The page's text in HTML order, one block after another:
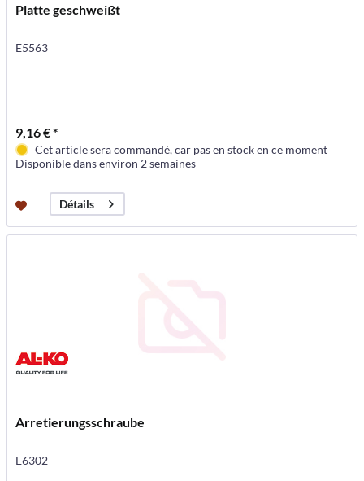
Platte geschweißt
E5563
9,16 € *
Cet article sera commandé, car pas en stock en ce moment
Disponible dans environ 2 semaines
Détails
Arretierungsschraube
E6302